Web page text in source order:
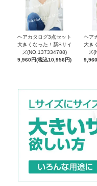
ヘアカタログ3点セット
大きくなった！新Sサイ
ズ(NO,137334788)
9,960円(税込10,956円)
ヘア
大き
ズ